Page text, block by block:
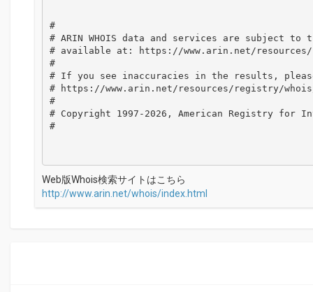
#
# ARIN WHOIS data and services are subject to
# available at: https://www.arin.net/
#
# If you see inaccuracies in the results,
# https://www.arin.net/resources/registry/
#
# Copyright 1997-2026, American Registry for
#
Web版Whois検索サイトはこちら
http://www.arin.net/whois/index.html